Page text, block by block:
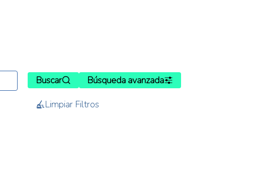
Buscar
Búsqueda avanzada
Limpiar Filtros